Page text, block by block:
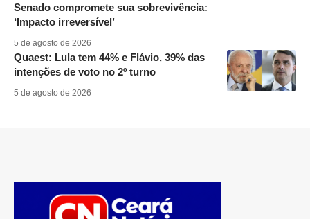
Senado compromete sua sobrevivência:
‘Impacto irreversível’
5 de agosto de 2026
Quaest: Lula tem 44% e Flávio, 39% das
intenções de voto no 2º turno
5 de agosto de 2026